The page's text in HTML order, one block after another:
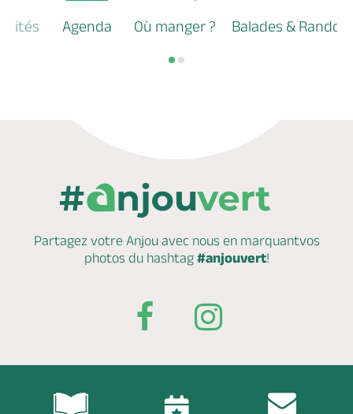
Agenda Où manger ? Balades & Randos
Partagez votre Anjou avec nous en marquantvos
photos du hashtag #anjouvert!